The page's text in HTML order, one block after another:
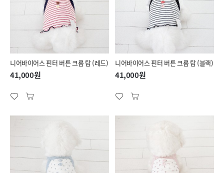
니어바이어스 핀터 버튼 크롭 탑 (레드)
41,000원
니어바이어스 핀터 버튼 크롭 탑 (블랙)
41,000원